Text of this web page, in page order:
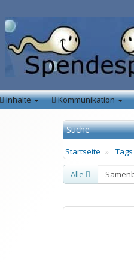
Inhalte Kommunikation
Suche
Startseite Tags
Alle